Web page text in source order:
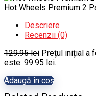
Hot Wheels Premium 2
Descriere
Recenzii (0)
129.95lei Prețul inițial a
este: 99.95 lei.
Adaugă în coș